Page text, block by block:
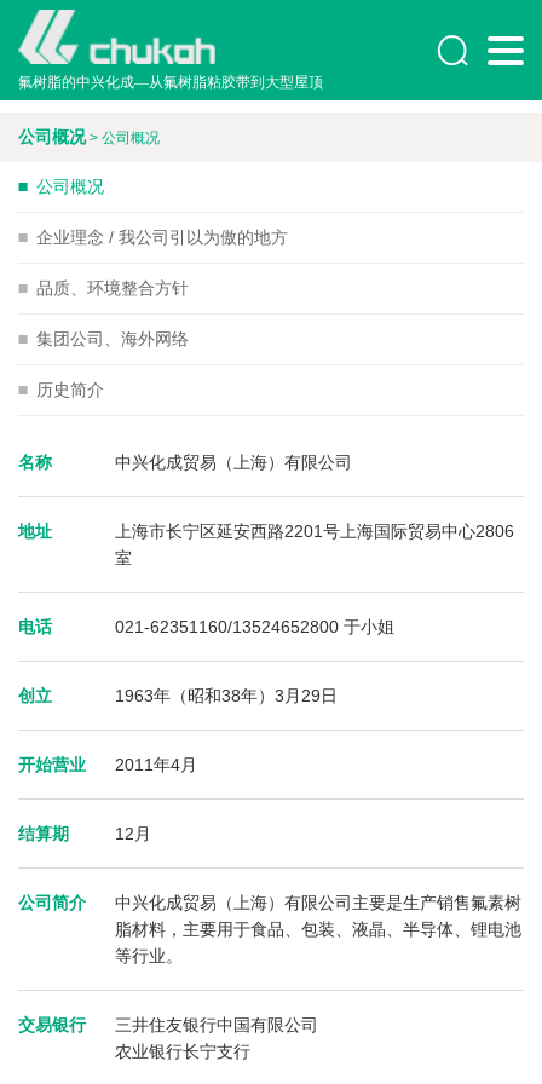
氟树脂的中兴化成—从氟树脂粘胶带到大型屋顶

公司概况> 公司概况
公司概况
企业理念 / 我公司引以为傲的地方
品质、环境整合方针
集团公司、海外网络
历史简介
名称 中兴化成贸易（上海）有限公司
地址
上海市长宁区延安西路2201号上海国际贸易中心2806
室
电话 021-62351160/13524652800 于小姐
创立 1963年（昭和38年）3月29日
开始营业 2011年4月
结算期 12月
公司简介
中兴化成贸易（上海）有限公司主要是生产销售氟素树
脂材料，主要用于食品、包装、液晶、半导体、锂电池
等行业。
交易银行
三井住友银行中国有限公司
农业银行长宁支行